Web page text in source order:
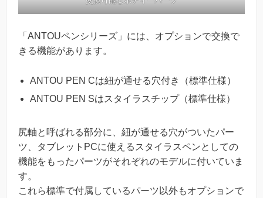
「ANTOUペンシリーズ」には、オプションで交換で
きる機能があります。
ANTOU PEN Cは紐が通せる穴付き（標準仕様）
ANTOU PEN Sはスタイラスチップ（標準仕様）
尻軸と呼ばれる部分に、紐が通せる穴がついたパー
ツ、タブレットPCに使えるスタイラスペンとしての
機能をもったパーツがそれぞれのモデルに付いていま
す。
これら標準で付属しているパーツ以外もオプションで